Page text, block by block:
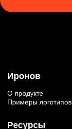
Иронов
О продукте
Примеры логотипов
Ресурсы